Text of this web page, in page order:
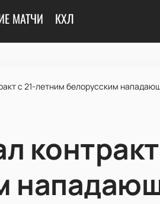
МАТЧИ КХЛ
с 21-летним белорусским